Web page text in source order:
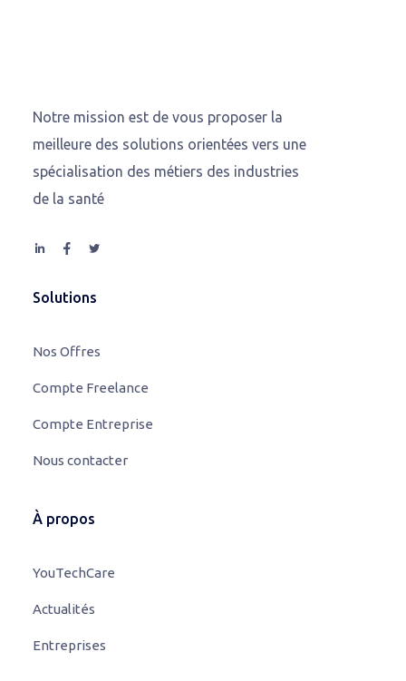
Notre mission est de vous proposer la
meilleure des solutions orientées vers une
spécialisation des métiers des industries
de la santé
Solutions
Nos Offres
Compte Freelance
Compte Entreprise
Nous contacter
À propos
YouTechCare
Actualités
Entreprises